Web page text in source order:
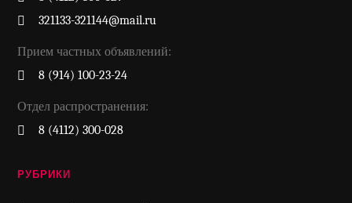
321133-321144@mail.ru
Прием частных объявлений:
8 (914) 100-23-24
Отдел распространения:
8 (4112) 300-028
РУБРИКИ